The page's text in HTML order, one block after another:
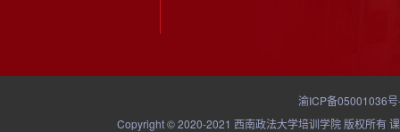
渝ICP备05001036
Copyright © 2020-2021 西南政法大学培训学院 版权所有